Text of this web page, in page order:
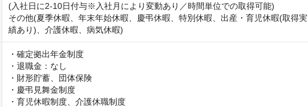
(入社日に2-10日付与※入社月により変動あり／時間単位での取得可能)
その他(夏季休暇、年末年始休暇、慶弔休暇、特別休暇、出産・育児休暇(取得実
績あり)、介護休暇、病気休暇)
・確定拠出年金制度
・退職金：なし
・財形貯蓄、団体保険
・慶弔見舞金制度
・育児休暇制度、介護休職制度